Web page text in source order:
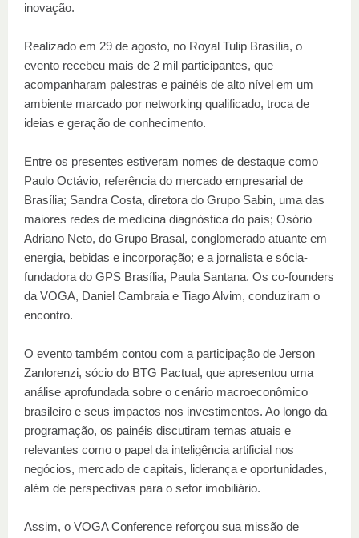
inovação.
Realizado em 29 de agosto, no Royal Tulip Brasília, o
evento recebeu mais de 2 mil participantes, que
acompanharam palestras e painéis de alto nível em um
ambiente marcado por networking qualificado, troca de
ideias e geração de conhecimento.
Entre os presentes estiveram nomes de destaque como
Paulo Octávio, referência do mercado empresarial de
Brasília; Sandra Costa, diretora do Grupo Sabin, uma das
maiores redes de medicina diagnóstica do país; Osório
Adriano Neto, do Grupo Brasal, conglomerado atuante em
energia, bebidas e incorporação; e a jornalista e sócia-
fundadora do GPS Brasília, Paula Santana. Os co-founders
da VOGA, Daniel Cambraia e Tiago Alvim, conduziram o
encontro.
O evento também contou com a participação de Jerson
Zanlorenzi, sócio do BTG Pactual, que apresentou uma
análise aprofundada sobre o cenário macroeconômico
brasileiro e seus impactos nos investimentos. Ao longo da
programação, os painéis discutiram temas atuais e
relevantes como o papel da inteligência artificial nos
negócios, mercado de capitais, liderança e oportunidades,
além de perspectivas para o setor imobiliário.
Assim, o VOGA Conference reforçou sua missão de